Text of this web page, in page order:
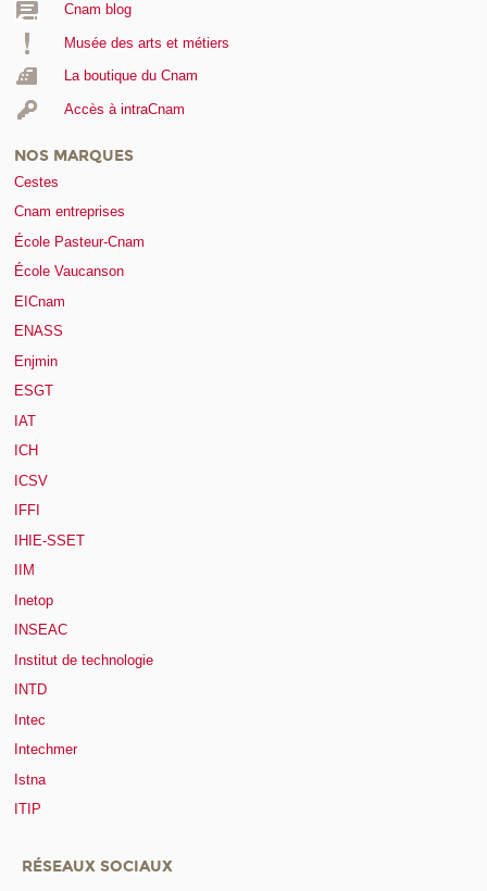
Cnam blog
Musée des arts et métiers
La boutique du Cnam
Accès à intraCnam
NOS MARQUES
Cestes
Cnam entreprises
École Pasteur-Cnam
École Vaucanson
EICnam
ENASS
Enjmin
ESGT
IAT
ICH
ICSV
IFFI
IHIE-SSET
IIM
Inetop
INSEAC
Institut de technologie
INTD
Intec
Intechmer
Istna
ITIP
RÉSEAUX SOCIAUX